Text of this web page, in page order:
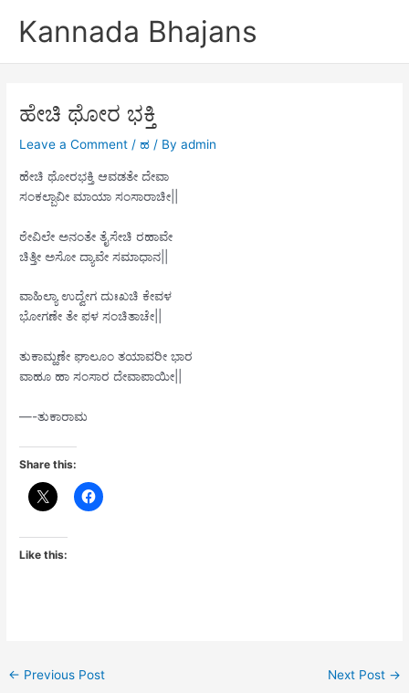
Kannada Bhajans
ಹೇಚಿ ಥೋರ ಭಕ್ತಿ
Leave a Comment /ಹ / Byadmin
ಹೇಚಿ ಥೋರಭಕ್ತಿ ಆವಡತೇ ದೇವಾ
ಸಂಕಲ್ಬಾವೀ ಮಾಯಾ ಸಂಸಾರಾಚೀ||
ಠೇವಿಲೇ ಅನಂತೇ ತೈಸೇಚಿ ರಹಾವೇ
ಚಿತ್ತೀ ಅಸೋ ದ್ಯಾವೇ ಸಮಾಧಾನ||
ವಾಹಿಲ್ಯಾ ಉದ್ವೇಗ ದುಃಖಚಿ ಕೇವಳ
ಭೋಗಣೇ ತೇ ಫಳ ಸಂಚಿತಾಚೇ||
ತುಕಾಮ್ಹಣೇ ಘಾಲೂಂ ತಯಾವರೀ ಭಾರ
ವಾಹೂ ಹಾ ಸಂಸಾರ ದೇವಾಪಾಯೀ||
—-ತುಕಾರಾಮ
Share this:
Like this:
← Previous Post Next Post →